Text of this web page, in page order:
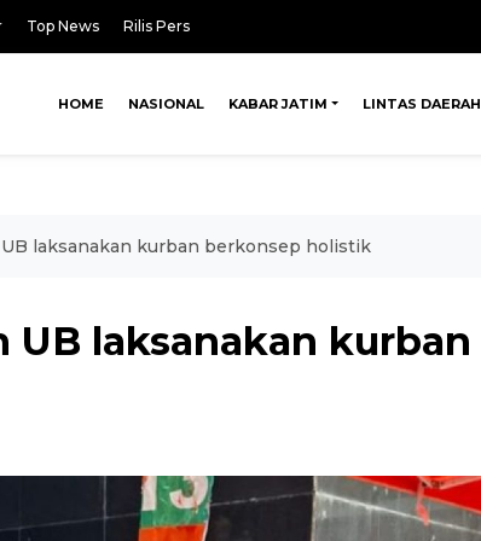
Top News Rilis Pers
HOME NASIONAL KABAR JATIM LINTAS DAERAH
laksanakan kurban berkonsep holistik
UB laksanakan kurban